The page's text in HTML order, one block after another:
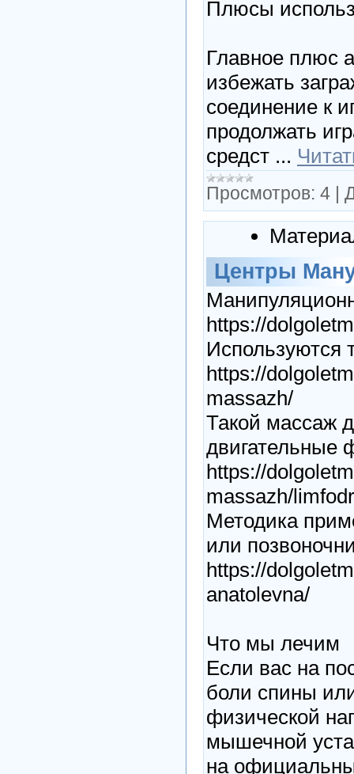
Плюсы
Главное плюс
избежать
соединение к
продолжать
средст ...
Просмотров: 4 |
Центры
https://
Используются
https://
massazh/
Такой массаж
двигательные
https://
massazh/
Методика
или
https://
anatolevna/
Что мы лечим
Если вас на
боли спины
физической
мышечной
на